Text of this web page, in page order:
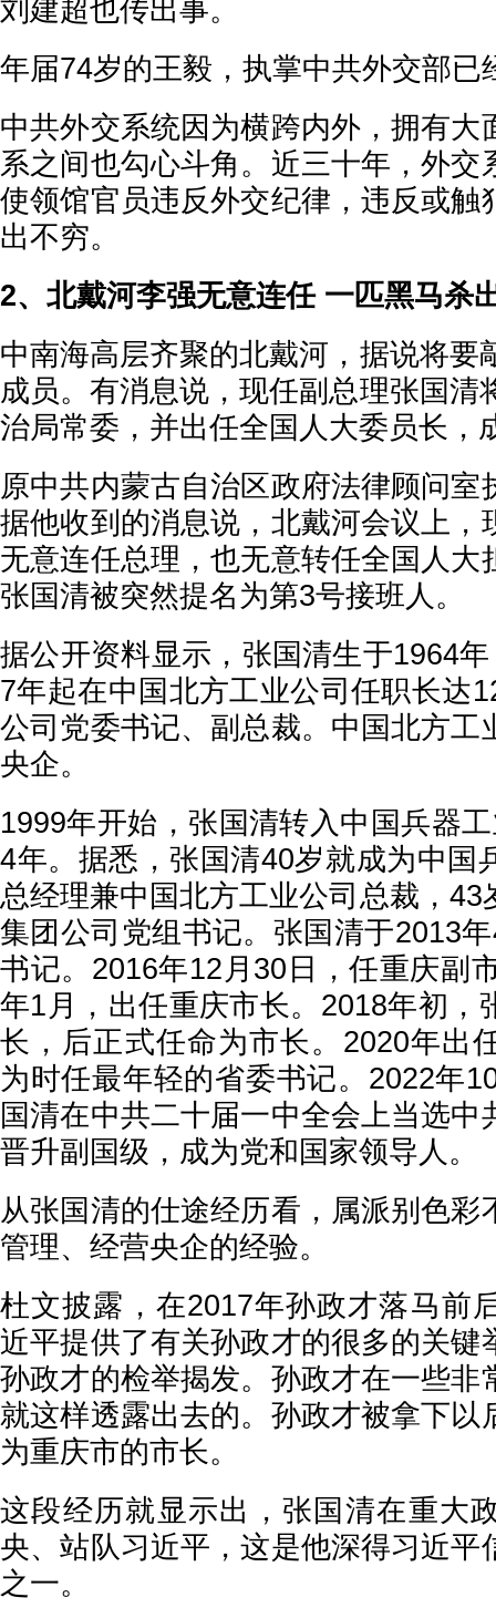
刘建超也传出事。
年届74岁的王毅，执掌中共外交部已
中共外交系统因为横跨内外，拥有大
系之间也勾心斗角。近三十年，外交
使领馆官员违反外交纪律，违反或触
出不穷。
2、北戴河李强无意连任 一匹黑马杀
中南海高层齐聚的北戴河，据说将要
成员。有消息说，现任副总理张国清
治局常委，并出任全国人大委员长，
原中共内蒙古自治区政府法律顾问室
据他收到的消息说，北戴河会议上，
无意连任总理，也无意转任全国人大
张国清被突然提名为第3号接班人。
据公开资料显示，张国清生于1964
7年起在中国北方工业公司任职长达
公司党委书记、副总裁。中国北方工
央企。
1999年开始，张国清转入中国兵器
4年。据悉，张国清40岁就成为中国
总经理兼中国北方工业公司总裁，43
集团公司党组书记。张国清于2013
书记。2016年12月30日，任重庆副
年1月，出任重庆市长。2018年初，
长，后正式任命为市长。2020年出
为时任最年轻的省委书记。2022年
国清在中共二十届一中全会上当选中
晋升副国级，成为党和国家领导
从张国清的仕途经历看，属派别色彩
管理、经营央企的经验。
杜文披露，在2017年孙政才落马前
近平提供了有关孙政才的很多的关键
孙政才的检举揭发。孙政才在一些非
就这样透露出去的。孙政才被拿下以
为重庆市的市长。
这段经历就显示出，张国清在重大
央、站队习近平，这是他深得习近平
之一。